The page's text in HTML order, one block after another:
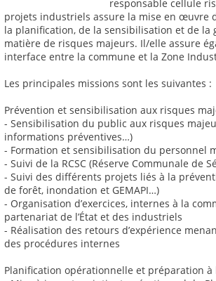
responsable cellule
projets industriels assure la mise en œuvre
la planification, de la sensibilisation et de la
matière de risques majeurs. Il/elle assure
interface entre la commune et la Zone
Les principales missions sont les suivantes :
Prévention et sensibilisation aux risques
- Sensibilisation du public aux risques
informations préventives…)
- Formation et sensibilisation du personnel
- Suivi de la RCSC (Réserve Communale de
- Suivi des différents projets liés à la
de forêt, inondation et GEMAPI…)
- Organisation d’exercices, internes à la
partenariat de l’État et des industriels
- Réalisation des retours d’expérience
des procédures internes
Planification opérationnelle et préparation à